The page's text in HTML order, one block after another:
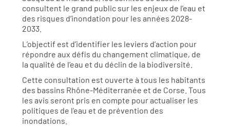
consultent le grand public sur les enjeux de l’eau et
des risques d’inondation pour les années 2028-
2033.
L’objectif est d’identifier les leviers d’action pour
répondre aux défis du changement climatique, de
la qualité de l’eau et du déclin de la biodiversité.
Cette consultation est ouverte à tous les habitants
des bassins Rhône-Méditerranée et de Corse. Tous
les avis seront pris en compte pour actualiser les
politiques de l’eau et de prévention des
inondations.